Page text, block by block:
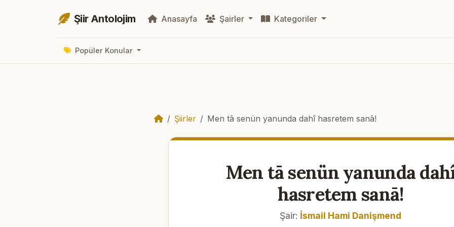
Şiir Antolojim Anasayfa Şairler Kategoriler
Popüler Konular
Şiirler Men tā senün yanunda dahî hasretem sanā!
Men tā senün yanunda
hasretem sanā!
Şair: İsmail Hami Danişmend